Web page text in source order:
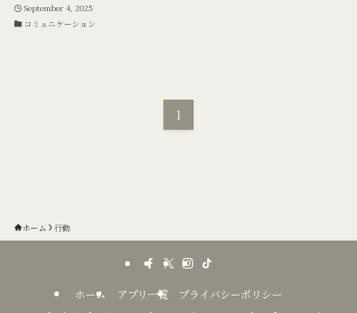
September 4, 2025
コミュニケーション
1
ホーム 行動
ホーム アプリ一覧
プライバシーポリシー